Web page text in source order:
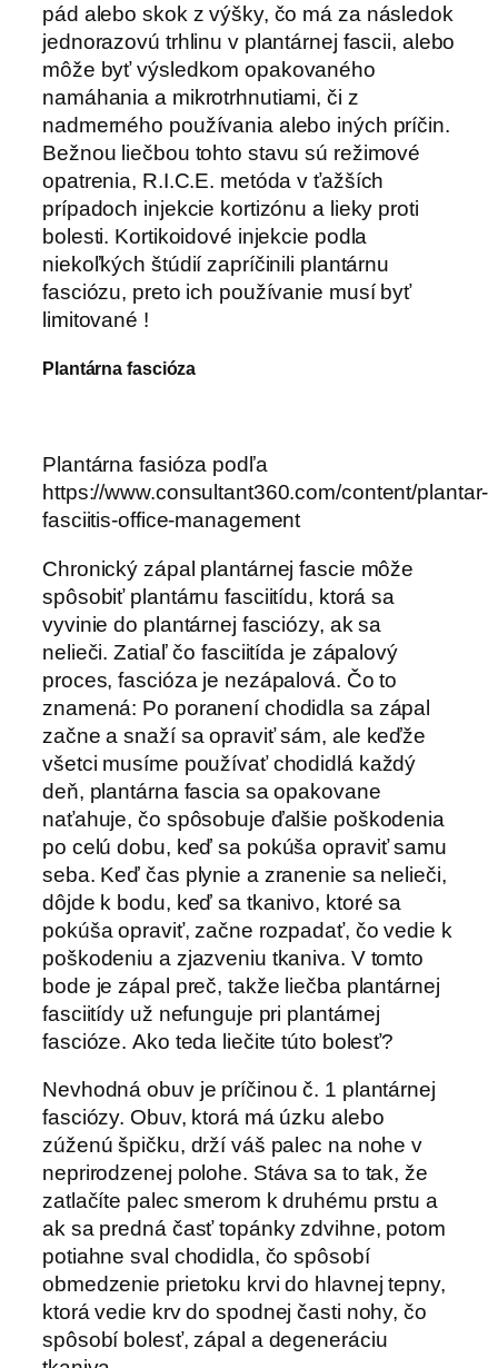
pád alebo skok z výšky, čo má za následok
jednorazovú trhlinu v plantárnej fascii, alebo
môže byť výsledkom opakovaného
namáhania a mikrotrhnutiami, či z
nadmerného používania alebo iných príčin.
Bežnou liečbou tohto stavu sú režimové
opatrenia, R.I.C.E. metóda v ťažších
prípadoch injekcie kortizónu a lieky proti
bolesti. Kortikoidové injekcie podla
niekoľkých štúdií zapríčinili plantárnu
fasciózu, preto ich používanie musí byť
limitované !
Plantárna fascióza
Plantárna fasióza podľa
https://www.consultant360.com/content/plantar-
fasciitis-office-management
Chronický zápal plantárnej fascie môže
spôsobiť plantárnu fasciitídu, ktorá sa
vyvinie do plantárnej fasciózy, ak sa
nelieči. Zatiaľ čo fasciitída je zápalový
proces, fascióza je nezápalová. Čo to
znamená: Po poranení chodidla sa zápal
začne a snaží sa opraviť sám, ale keďže
všetci musíme používať chodidlá každý
deň, plantárna fascia sa opakovane
naťahuje, čo spôsobuje ďalšie poškodenia
po celú dobu, keď sa pokúša opraviť samu
seba. Keď čas plynie a zranenie sa nelieči,
dôjde k bodu, keď sa tkanivo, ktoré sa
pokúša opraviť, začne rozpadať, čo vedie k
poškodeniu a zjazveniu tkaniva. V tomto
bode je zápal preč, takže liečba plantárnej
fasciitídy už nefunguje pri plantárnej
fascióze. Ako teda liečite túto bolesť?
Nevhodná obuv je príčinou č. 1 plantárnej
fasciózy. Obuv, ktorá má úzku alebo
zúženú špičku, drží váš palec na nohe v
neprirodzenej polohe. Stáva sa to tak, že
zatlačíte palec smerom k druhému prstu a
ak sa predná časť topánky zdvihne, potom
potiahne sval chodidla, čo spôsobí
obmedzenie prietoku krvi do hlavnej tepny,
ktorá vedie krv do spodnej časti nohy, čo
spôsobí bolesť, zápal a degeneráciu